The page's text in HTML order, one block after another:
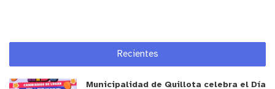
Recientes
Municipalidad de Quillota celebra el Día